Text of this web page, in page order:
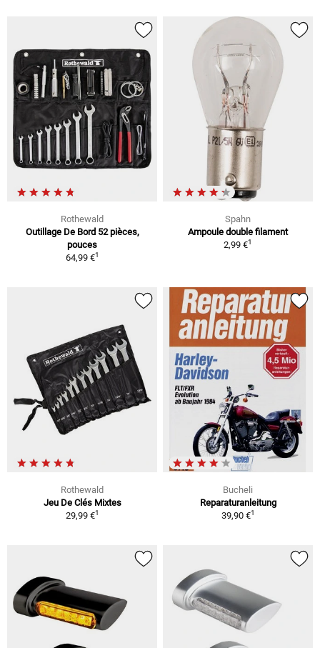
Rothewald
Outillage De Bord 52 pièces,
pouces
64,99 €1
Spahn
Ampoule double filament
2,99 €1
Rothewald
Jeu De Clés Mixtes
29,99 €1
Bucheli
Reparaturanleitung
39,90 €1